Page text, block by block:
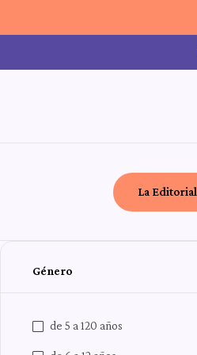
La Editorial
Género
de 5 a 120 años